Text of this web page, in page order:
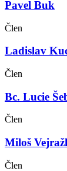
Pavel Buk
Člen
Ladislav
Člen
Bc. Lucie
Člen
Miloš
Člen